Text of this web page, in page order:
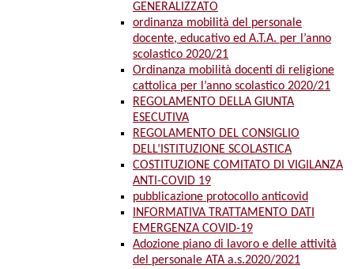
GENERALIZZATO
ordinanza mobilità del personale
docente, educativo ed A.T.A. per l’anno
scolastico 2020/21
Ordinanza mobilità docenti di religione
cattolica per l’anno scolastico 2020/21
REGOLAMENTO DELLA GIUNTA
ESECUTIVA
REGOLAMENTO DEL CONSIGLIO
DELL’ISTITUZIONE SCOLASTICA
COSTITUZIONE COMITATO DI VIGILANZA
ANTI-COVID 19
pubblicazione protocollo anticovid
INFORMATIVA TRATTAMENTO DATI
EMERGENZA COVID-19
Adozione piano di lavoro e delle attività
del personale ATA a.s.2020/2021